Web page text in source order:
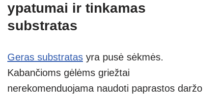
ypatumai ir tinkamas
substratas
Geras substratas yra pusė sėkmės.
Kabančioms gėlėms griežtai
nerekomenduojama naudoti paprastos daržo